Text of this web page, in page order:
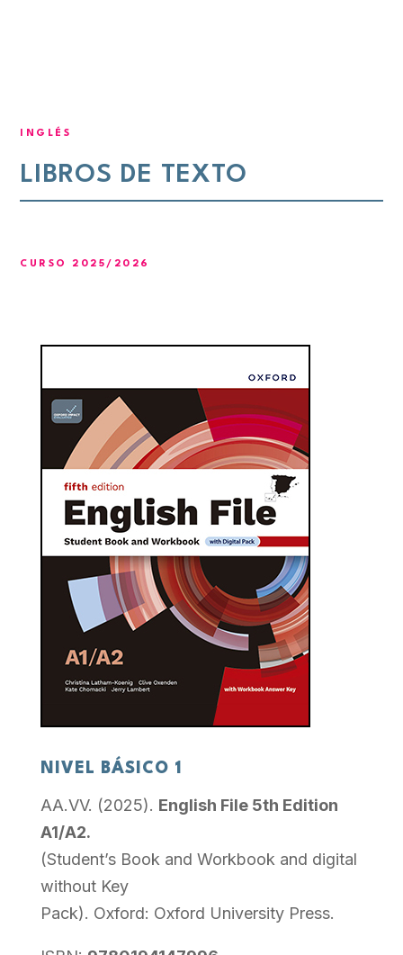
INGLÉS
LIBROS DE TEXTO
CURSO 2025/2026
NIVEL BÁSICO 1
AA.VV. (2025). English File 5th Edition
A1/A2.
(Student’s Book and Workbook and digital
without Key
Pack). Oxford: Oxford University Press.